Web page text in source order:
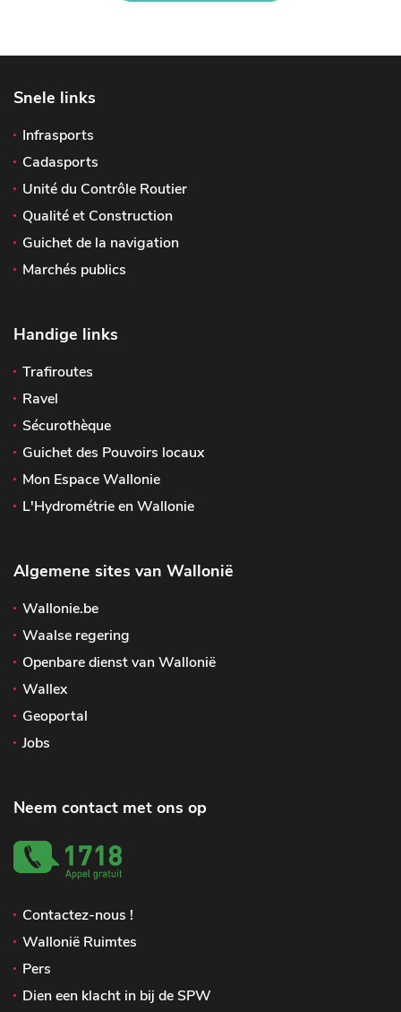
Snele links
Infrasports
Cadasports
Unité du Contrôle Routier
Qualité et Construction
Guichet de la navigation
Marchés publics
Handige links
Trafiroutes
Ravel
Sécurothèque
Guichet des Pouvoirs locaux
Mon Espace Wallonie
L'Hydrométrie en Wallonie
Algemene sites van Wallonië
Wallonie.be
Waalse regering
Openbare dienst van Wallonië
Wallex
Geoportal
Jobs
Neem contact met ons op
Contactez-nous !
Wallonië Ruimtes
Pers
Dien een klacht in bij de SPW